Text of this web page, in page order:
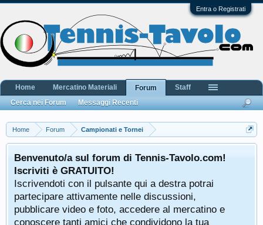
Entra o Registrati
Home Forum Campionati e Tornei
Benvenuto/a sul forum di Tennis-Tavolo.com!
Iscriviti è GRATUITO!
Iscrivendoti con il pulsante qui a destra potrai
partecipare attivamente nelle discussioni,
pubblicare video e foto, accedere al mercatino e
conoscere tanti amici che condividono la tua
Home Mercatino Materiali
Forum
Cerca nei Forum
Messaggi Recenti
Staff